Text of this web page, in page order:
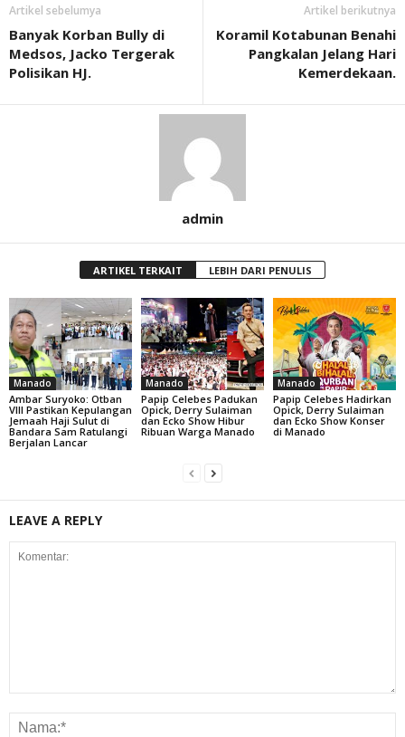
Artikel sebelumya
Banyak Korban Bully di
Medsos, Jacko Tergerak
Polisikan HJ.
Artikel berikutnya
Koramil Kotabunan Benahi
Pangkalan Jelang Hari
Kemerdekaan.
admin
ARTIKEL TERKAIT LEBIH DARI PENULIS
Manado
Ambar Suryoko: Otban
VIII Pastikan Kepulangan
Jemaah Haji Sulut di
Bandara Sam Ratulangi
Berjalan Lancar
Manado
Papip Celebes Padukan
Opick, Derry Sulaiman
dan Ecko Show Hibur
Ribuan Warga Manado
Manado
Papip Celebes Hadirkan
Opick, Derry Sulaiman
dan Ecko Show Konser
di Manado
LEAVE A REPLY